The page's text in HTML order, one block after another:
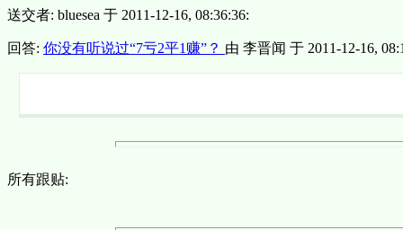
送交者: bluesea 于 2011-12-16, 08:36:36:
回答: 你没有听说过“7亏2平1赚”？ 由 李晋闻 于 2011-12-16,
所有跟贴: